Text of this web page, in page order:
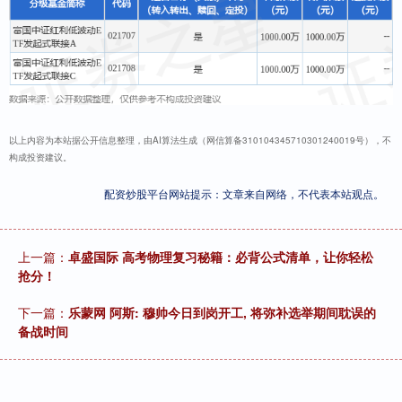
以上内容为本站据公开信息整理，由AI算法生成（网信算备310104345710301240019号），不
构成投资建议。
配资炒股平台网站提示：文章来自网络，不代表本站观点。
上一篇： 卓盛国际 高考物理复习秘籍：必背公式清单，让你轻松
抢分！
下一篇： 乐蒙网 阿斯: 穆帅今日到岗开工, 将弥补选举期间耽误的
备战时间